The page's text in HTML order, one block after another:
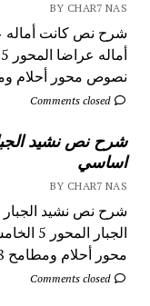
BY CHAR7 NAS
شرح نص كانت أماله
نصوص محور أحلام
Comments closed
شرح نص نشيد
اساسي
BY CHAR7 NAS
شرح نص نشيد الجبار
محور أحلام ومطامح 8 اساسي - ...
Comments closed